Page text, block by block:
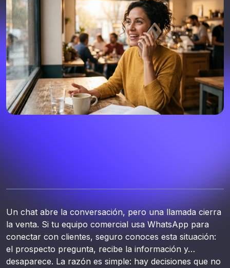
Un chat abre la conversación, pero una llamada cierra
la venta. Si tu equipo comercial usa WhatsApp para
conectar con clientes, seguro conoces esta situación:
el prospecto pregunta, recibe la información y…
desaparece. La razón es simple: hay decisiones que no